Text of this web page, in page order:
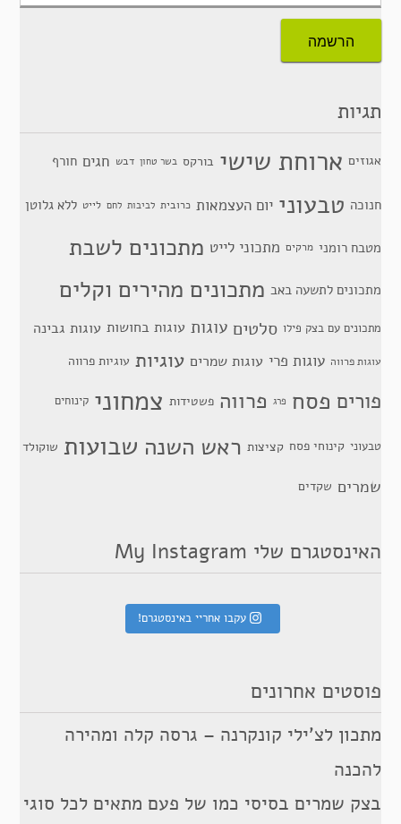
תגיות
אגוזים ארוחת שישי בורקס בשר טחון דבש חגים חורף
חנוכה טבעוני יום העצמאות כרובית לביבות לחם לייט ללא גלוטן
מטבח רומני מרקים מתכוני לייט מתכונים לשבת
מתכונים לתשעה באב מתכונים מהירים וקלים
מתכונים עם בצק פילו סלטים עוגות עוגות בחושות עוגות גבינה
עוגות פרווה עוגות פרי עוגות שמרים עוגיות עוגיות פרווה
פורים פסח פרג פרווה פשטידות צמחוני קינוחים
טבעוני קינוחי פסח קציצות ראש השנה שבועות שוקולד
שמרים שקדים
האינסטגרם שלי My Instagram
עקבו אחריי באינסטגרם!
פוסטים אחרונים
מתכון לצ’ילי קונקרנה – גרסה קלה ומהירה
להכנה
בצק שמרים בסיסי כמו של פעם מתאים לכל סוגי